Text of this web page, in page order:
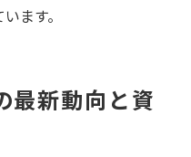
ます。
最新動向と資